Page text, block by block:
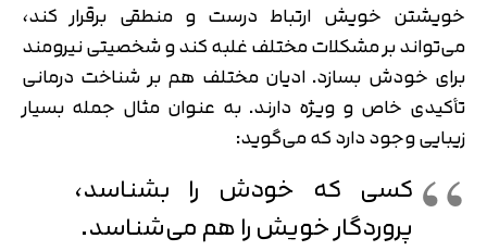
خویشتن خویش ارتباط درست و منطقی برقرار کند،
می‌تواند بر مشکلات مختلف غلبه کند و شخصیتی نیرومند
برای خودش بسازد. ادیان مختلف هم بر شناخت درمانی
تأکیدی خاص و ویژه دارند. به عنوان مثال جمله بسیار
زیبایی وجود دارد که می‌گوید:
کسی که خودش را بشناسد،
پروردگار خویش را هم می‌شناسد.